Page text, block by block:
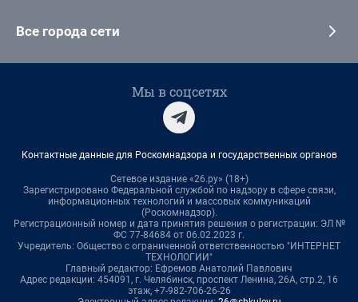
Все города сети
Мы в соцсетях
Контактные данные для Роскомнадзора и государственных органов
Сетевое издание «26.ру» (18+)
Зарегистрировано Федеральной службой по надзору в сфере связи,
информационных технологий и массовых коммуникаций
(Роскомнадзор).
Регистрационный номер и дата принятия решения о регистрации: ЭЛ №
ФС 77-84684 от 06.02.2023 г.
Учредитель: Общество с ограниченной ответственностью "ИНТЕРНЕТ
ТЕХНОЛОГИИ"
Главный редактор: Ефремов Анатолий Павлович
Адрес редакции: 454091, г. Челябинск, проспект Ленина, 26А, стр.2, 16
этаж, +7-982-706-26-26